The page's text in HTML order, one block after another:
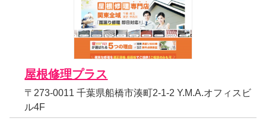
屋根修理プラス
〒273-0011 千葉県船橋市湊町2-1-2 Y.M.A.オフィスビ
ル4F